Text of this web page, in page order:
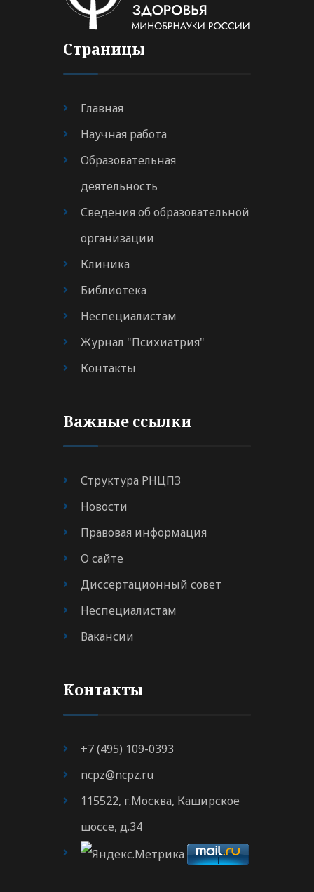
Страницы
Главная
Научная работа
Образовательная
деятельность
Сведения об образовательной
организации
Клиника
Библиотека
Неспециалистам
Журнал "Психиатрия"
Контакты
Важные ссылки
Структура РНЦПЗ
Новости
Правовая информация
О сайте
Диссертационный совет
Неспециалистам
Вакансии
Контакты
+7 (495) 109-0393
ncpz@ncpz.ru
115522, г.Москва, Каширское
шоссе, д.34